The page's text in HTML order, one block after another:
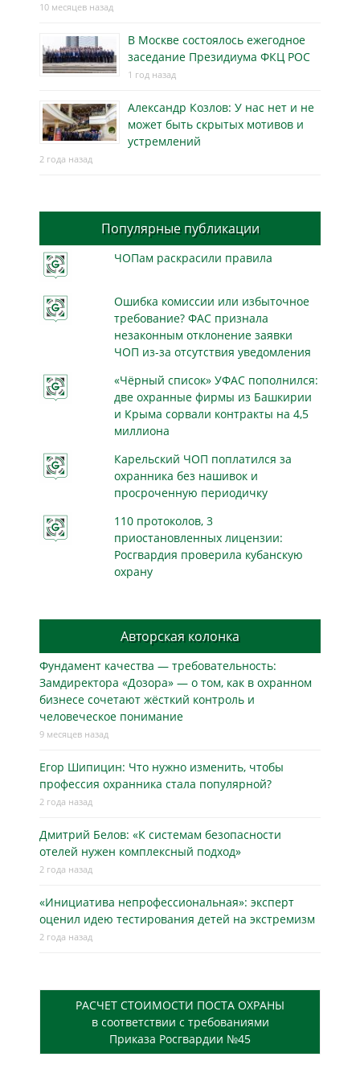
10 месяцев назад
В Москве состоялось ежегодное
заседание Президиума ФКЦ РОС
1 год назад
Александр Козлов: У нас нет и не
может быть скрытых мотивов и
устремлений
2 года назад
Популярные публикации
ЧОПам раскрасили правила
Ошибка комиссии или избыточное
требование? ФАС признала
незаконным отклонение заявки
ЧОП из-за отсутствия уведомления
«Чёрный список» УФАС пополнился:
две охранные фирмы из Башкирии
и Крыма сорвали контракты на 4,5
миллиона
Карельский ЧОП поплатился за
охранника без нашивок и
просроченную периодичку
110 протоколов, 3
приостановленных лицензии:
Росгвардия проверила кубанскую
охрану
Авторская колонка
Фундамент качества — требовательность:
Замдиректора «Дозора» — о том, как в охранном
бизнесe сочетают жёсткий контроль и
человеческое понимание
9 месяцев назад
Егор Шипицин: Что нужно изменить, чтобы
профессия охранника стала популярной?
2 года назад
Дмитрий Белов: «К системам безопасности
отелей нужен комплексный подход»
2 года назад
«Инициатива непрофессиональная»: эксперт
оценил идею тестирования детей на экстремизм
2 года назад
РАСЧЕТ СТОИМОСТИ ПОСТА ОХРАНЫ
в соответствии с требованиями
Приказа Росгвардии №45